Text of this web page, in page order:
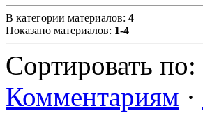
В категории материалов: 4
Показано материалов: 1-4
Сортировать по:
Комментариям ·